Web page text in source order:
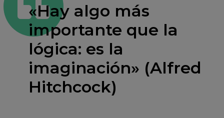
«Hay algo más
importante que la
lógica: es la
imaginación» (Alfred
Hitchcock)